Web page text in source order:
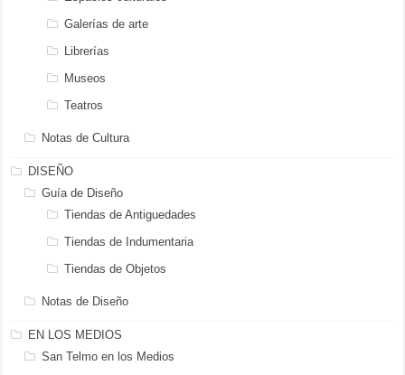
Galerías de arte
Librerías
Museos
Teatros
Notas de Cultura
DISEÑO
Guía de Diseño
Tiendas de Antiguedades
Tiendas de Indumentaria
Tiendas de Objetos
Notas de Diseño
EN LOS MEDIOS
San Telmo en los Medios